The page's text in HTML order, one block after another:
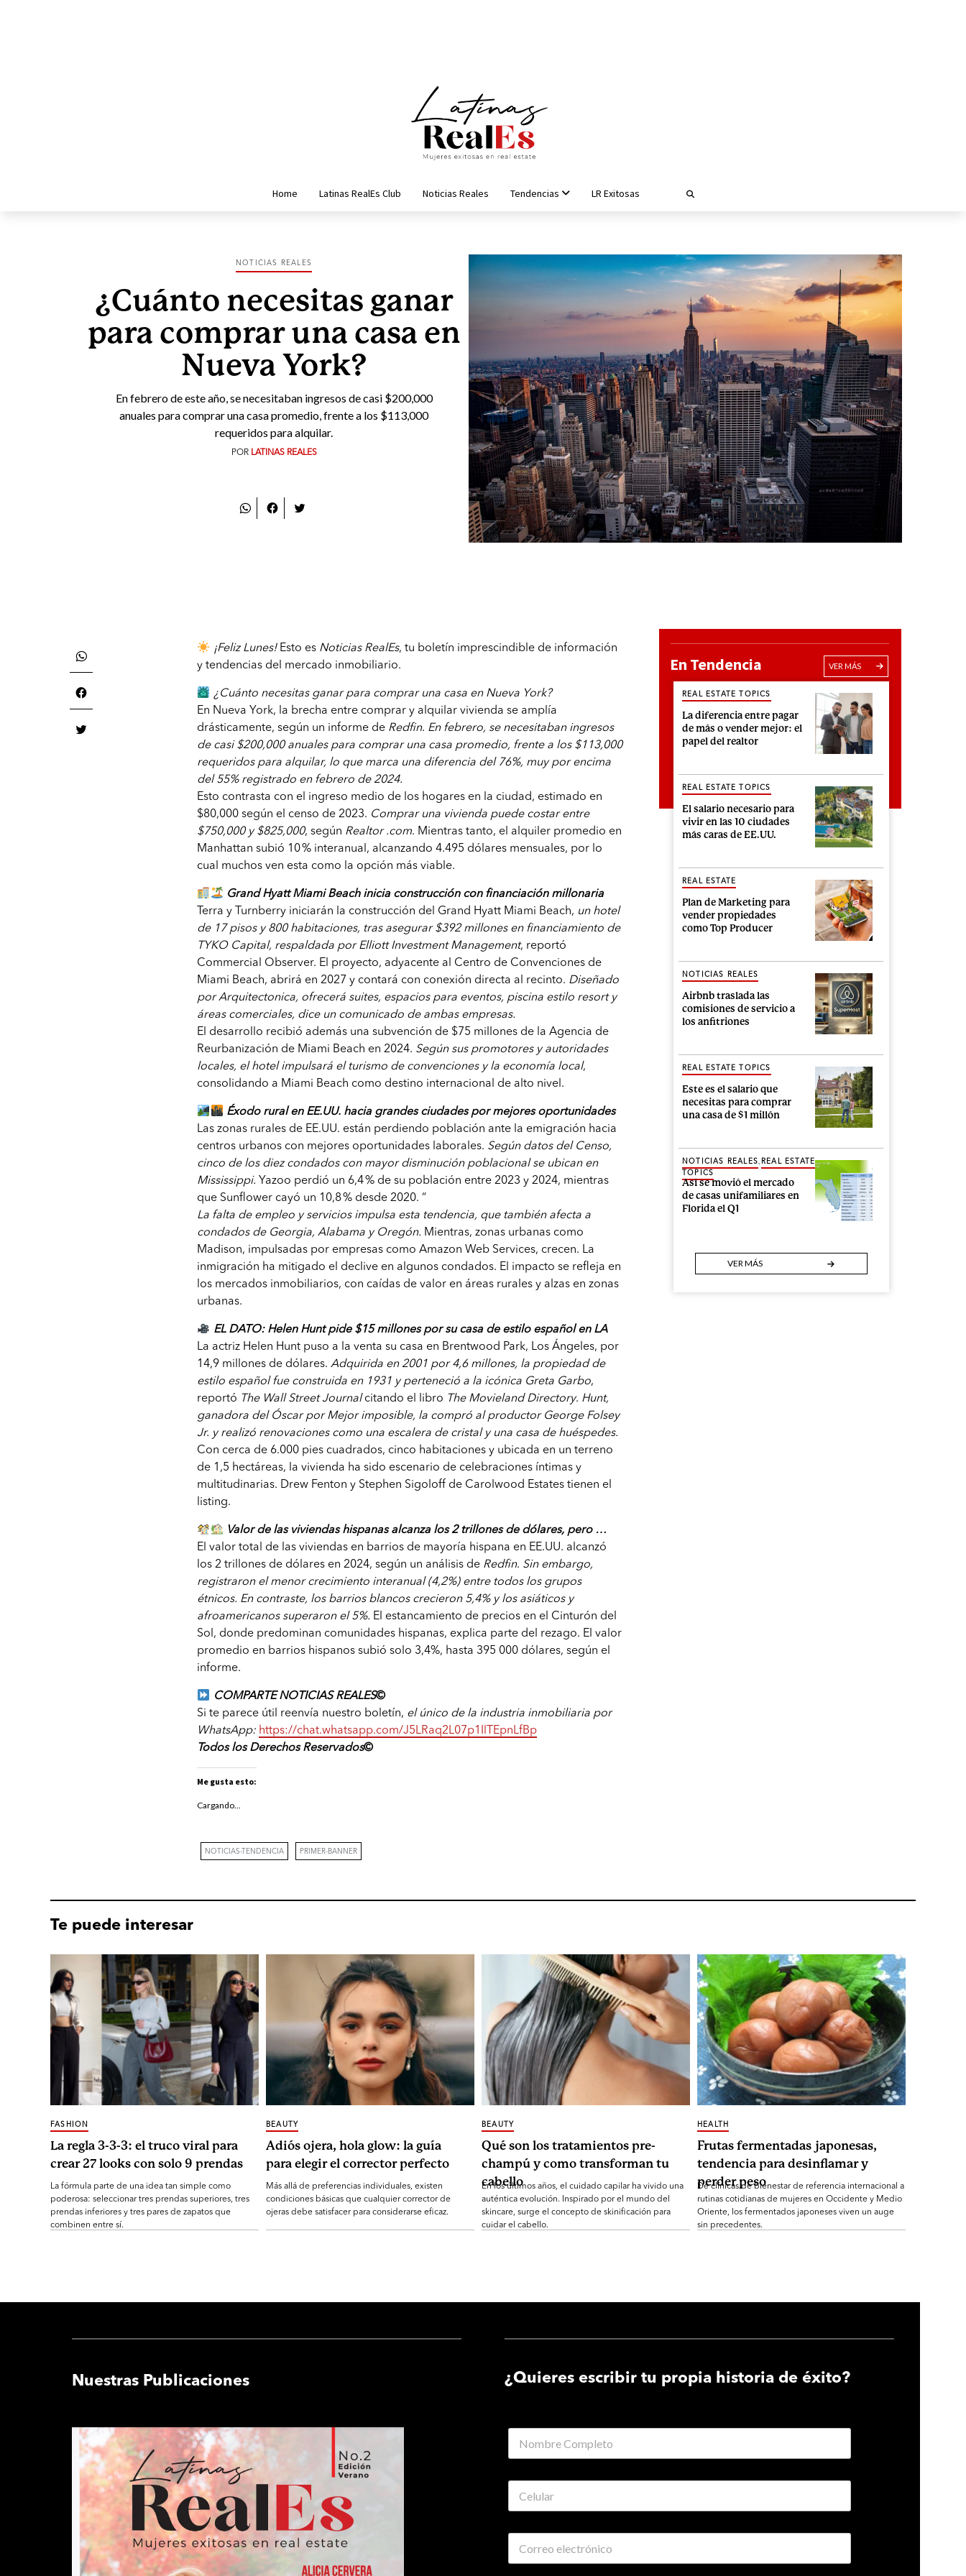
Home Latinas RealEs Club Noticias Reales Tendencias LR Exitosas
NOTICIAS REALES
¿Cuánto necesitas ganar
para comprar una casa en
Nueva York?
En febrero de este año, se necesitaban ingresos de casi $200,000
anuales para comprar una casa promedio, frente a los $113,000
requeridos para alquilar.
POR LATINAS REALES
¡Feliz Lunes!Esto es Noticias RealEs, tu boletín imprescindible de información
y tendencias del mercado inmobiliario.
¿Cuánto necesitas ganar para comprar una casa en Nueva York?
En Nueva York, la brecha entre comprar y alquilar vivienda se amplía
drásticamente, según un informe de Redfin. En febrero, se necesitaban ingresos
de casi $200,000 anuales para comprar una casa promedio, frente a los $113,000
requeridos para alquilar, lo que marca una diferencia del 76%, muy por encima
del 55% registrado en febrero de 2024.
Esto contrasta con el ingreso medio de los hogares en la ciudad, estimado en
$80,000 según el censo de 2023. Comprar una vivienda puede costar entre
$750,000 y $825,000, según Realtor .com. Mientras tanto, el alquiler promedio en
Manhattan subió 10 % interanual, alcanzando 4.495 dólares mensuales, por lo
cual muchos ven esta como la opción más viable.
Grand Hyatt Miami Beach inicia construcción con financiación millonaria
Terra y Turnberry iniciarán la construcción del Grand Hyatt Miami Beach, un hotel
de 17 pisos y 800 habitaciones, tras asegurar $392 millones en financiamiento de
TYKO Capital, respaldada por Elliott Investment Management, reportó
Commercial Observer. El proyecto, adyacente al Centro de Convenciones de
Miami Beach, abrirá en 2027 y contará con conexión directa al recinto. Diseñado
por Arquitectonica, ofrecerá suites, espacios para eventos, piscina estilo resort y
áreas comerciales, dice un comunicado de ambas empresas.
El desarrollo recibió además una subvención de $75 millones de la Agencia de
Reurbanización de Miami Beach en 2024. Según sus promotores y autoridades
locales, el hotel impulsará el turismo de convenciones y la economía local,
consolidando a Miami Beach como destino internacional de alto nivel.
Éxodo rural en EE.UU. hacia grandes ciudades por mejores oportunidades
Las zonas rurales de EE.UU. están perdiendo población ante la emigración hacia
centros urbanos con mejores oportunidades laborales. Según datos del Censo,
cinco de los diez condados con mayor disminución poblacional se ubican en
Mississippi. Yazoo perdió un 6,4 % de su población entre 2023 y 2024, mientras
que Sunflower cayó un 10,8 % desde 2020. “
La falta de empleo y servicios impulsa esta tendencia, que también afecta a
condados de Georgia, Alabama y Oregón. Mientras, zonas urbanas como
Madison, impulsadas por empresas como Amazon Web Services, crecen. La
inmigración ha mitigado el declive en algunos condados. El impacto se refleja en
los mercados inmobiliarios, con caídas de valor en áreas rurales y alzas en zonas
urbanas.
EL DATO: Helen Hunt pide $15 millones por su casa de estilo español en LA
La actriz Helen Hunt puso a la venta su casa en Brentwood Park, Los Ángeles, por
14,9 millones de dólares.Adquirida en 2001 por 4,6 millones, la propiedad de
estilo español fue construida en 1931 y perteneció a la icónica Greta Garbo,
reportó The Wall Street Journalcitando el libro The Movieland Directory. Hunt,
ganadora del Óscar por Mejor imposible, la compró al productor George Folsey
Jr. y realizó renovaciones como una escalera de cristal y una casa de huéspedes.
Con cerca de 6.000 pies cuadrados, cinco habitaciones y ubicada en un terreno
de 1,5 hectáreas, la vivienda ha sido escenario de celebraciones íntimas y
multitudinarias. Drew Fenton y Stephen Sigoloff de Carolwood Estates tienen el
listing.
Valor de las viviendas hispanas alcanza los 2 trillones de dólares, pero …
El valor total de las viviendas en barrios de mayoría hispana en EE.UU. alcanzó
los 2 trillones de dólares en 2024, según un análisis de Redfin. Sin embargo,
registraron el menor crecimiento interanual (4,2%) entre todos los grupos
étnicos. En contraste, los barrios blancos crecieron 5,4% y los asiáticos y
afroamericanos superaron el 5%. El estancamiento de precios en el Cinturón del
Sol, donde predominan comunidades hispanas, explica parte del rezago. El valor
promedio en barrios hispanos subió solo 3,4%, hasta 395 000 dólares, según el
informe.
COMPARTE NOTICIAS REALES©️
Si te parece útil reenvía nuestro boletín, el único de la industria inmobiliaria por
WhatsApp: https://chat.whatsapp.com/J5LRaq2L07p1IlTEpnLfBp
Todos los Derechos Reservados©️
Me gusta esto:
Cargando...
NOTICIAS-TENDENCIA PRIMER-BANNER
En Tendencia VER MÁS
La diferencia entre pagar
de más o vender mejor: el
papel del realtor
REAL ESTATE TOPICS
El salario necesario para
vivir en las 10 ciudades
más caras de EE.UU.
REAL ESTATE TOPICS
Plan de Marketing para
vender propiedades
como Top Producer
REAL ESTATE
Airbnb traslada las
comisiones de servicio a
los anfitriones
NOTICIAS REALES
Este es el salario que
necesitas para comprar
una casa de $1 millón
REAL ESTATE TOPICS
Así se movió el mercado
de casas unifamiliares en
Florida el Q1
NOTICIAS REALES, REAL ESTATE
TOPICS
VER MÁS
Te puede interesar
La regla 3-3-3: el truco viral para
crear 27 looks con solo 9 prendas
FASHION
La fórmula parte de una idea tan simple como
poderosa: seleccionar tres prendas superiores, tres
prendas inferiores y tres pares de zapatos que
combinen entre sí.
Adiós ojera, hola glow: la guía
para elegir el corrector perfecto
BEAUTY
Más allá de preferencias individuales, existen
condiciones básicas que cualquier corrector de
ojeras debe satisfacer para considerarse eficaz.
Qué son los tratamientos pre-
champú y como transforman tu
cabello
BEAUTY
En los últimos años, el cuidado capilar ha vivido una
auténtica evolución. Inspirado por el mundo del
skincare, surge el concepto de skinificación para
cuidar el cabello.
Frutas fermentadas japonesas,
tendencia para desinflamar y
perder peso
HEALTH
De clínicas de bienestar de referencia internacional a
rutinas cotidianas de mujeres en Occidente y Medio
Oriente, los fermentados japoneses viven un auge
sin precedentes.
Nuestras Publicaciones ¿Quieres escribir tu propia historia de éxito?